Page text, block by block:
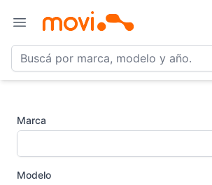
Open main menu
Marca
Modelo